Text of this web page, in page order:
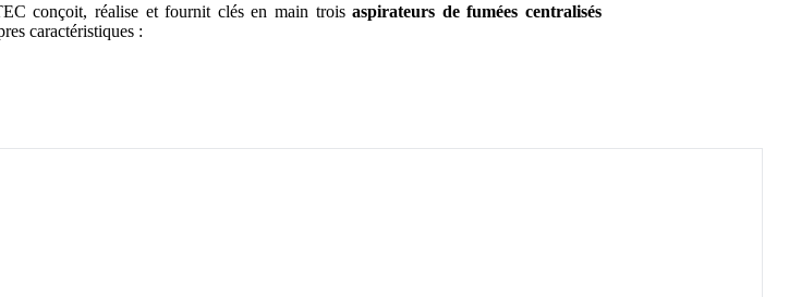
conçoit, réalise et fournit clés en main troisaspirateurs de fumées centralisés
caractéristiques :